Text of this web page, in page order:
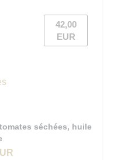
42,00
EUR
séchées, huile